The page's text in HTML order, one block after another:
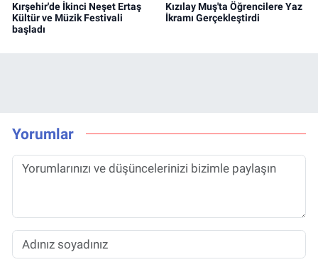
Kırşehir'de İkinci Neşet Ertaş
Kültür ve Müzik Festivali
başladı
Kızılay Muş'ta Öğrencilere Yaz
İkramı Gerçekleştirdi
Yorumlar